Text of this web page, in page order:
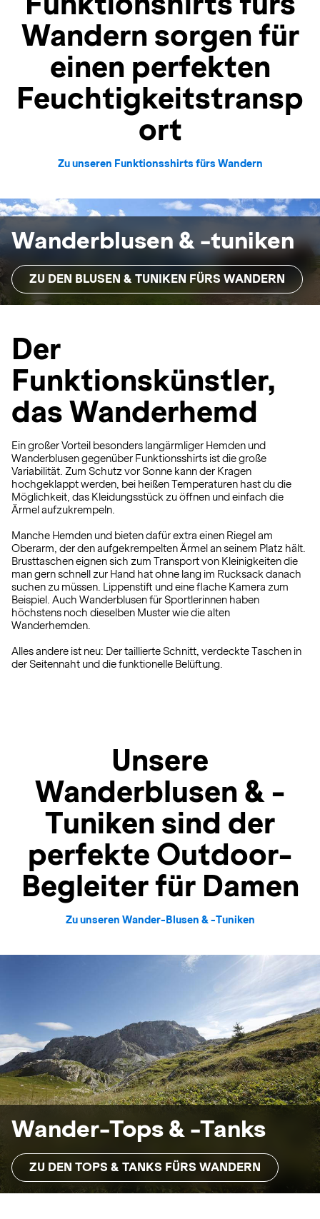
Wandern sorgen für
einen perfekten
Feuchtigkeitstransp
ort
Zu unseren Funktionsshirts fürs Wandern
Wanderblusen & -tuniken
ZU DEN BLUSEN & TUNIKEN FÜRS WANDERN
Der
Funktionskünstler,
das Wanderhemd
Ein großer Vorteil besonders langärmliger Hemden und
Wanderblusen gegenüber Funktionsshirts ist die große
Variabilität. Zum Schutz vor Sonne kann der Kragen
hochgeklappt werden, bei heißen Temperaturen hast du die
Möglichkeit, das Kleidungsstück zu öffnen und einfach die
Ärmel aufzukrempeln.
Manche Hemden und bieten dafür extra einen Riegel am
Oberarm, der den aufgekrempelten Ärmel an seinem Platz hält.
Brusttaschen eignen sich zum Transport von Kleinigkeiten die
man gern schnell zur Hand hat ohne lang im Rucksack danach
suchen zu müssen. Lippenstift und eine flache Kamera zum
Beispiel. Auch Wanderblusen für Sportlerinnen haben
höchstens noch dieselben Muster wie die alten
Wanderhemden.
Alles andere ist neu: Der taillierte Schnitt, verdeckte Taschen in
der Seitennaht und die funktionelle Belüftung.
Unsere
Wanderblusen & -
Tuniken sind der
perfekte Outdoor-
Begleiter für Damen
Zu unseren Wander-Blusen & -Tuniken
Wander-Tops & -Tanks
ZU DEN TOPS & TANKS FÜRS WANDERN